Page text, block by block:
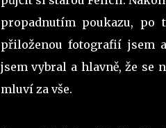
propadnutím poukazu, po
přiloženou fotografií jsem
jsem vybral a hlavně, že se
mluví za vše.